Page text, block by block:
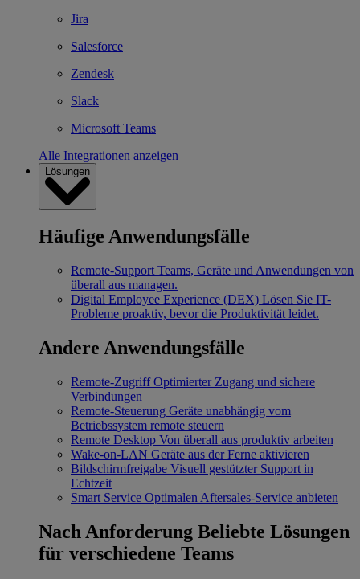
Jira
Salesforce
Zendesk
Slack
Microsoft Teams
Alle Integrationen anzeigen
Lösungen
Häufige Anwendungsfälle
Remote-Support Teams, Geräte und Anwendungen von
überall aus managen.
Digital Employee Experience (DEX) Lösen Sie IT-
Probleme proaktiv, bevor die Produktivität leidet.
Andere Anwendungsfälle
Remote-Zugriff Optimierter Zugang und sichere
Verbindungen
Remote-Steuerung Geräte unabhängig vom
Betriebssystem remote steuern
Remote Desktop Von überall aus produktiv arbeiten
Wake-on-LAN Geräte aus der Ferne aktivieren
Bildschirmfreigabe Visuell gestützter Support in
Echtzeit
Smart Service Optimalen Aftersales-Service anbieten
Nach Anforderung Beliebte Lösungen
für verschiedene Teams